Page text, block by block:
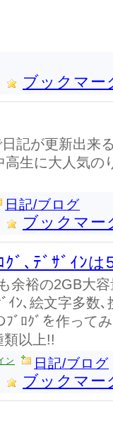
ブックマー
記が更新出来
生に大人気の
日記/ブログ
ブックマー
ﾞ､ﾃﾞｻﾞｲﾝ
余裕の2GB大
ｲﾝ､絵文字多数､
ﾞﾛｸﾞを作って
類以上!!
ン 日記/ブログ
ブックマー